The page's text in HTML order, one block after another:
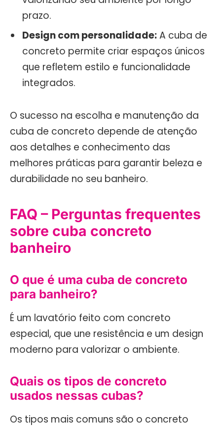
prazo.
Design com personalidade:A cuba de
concreto permite criar espaços únicos
que refletem estilo e funcionalidade
integrados.
O sucesso na escolha e manutenção da
cuba de concreto depende de atenção
aos detalhes e conhecimento das
melhores práticas para garantir beleza e
durabilidade no seu banheiro.
FAQ – Perguntas frequentes
sobre cuba concreto
banheiro
O que é uma cuba de concreto
para banheiro?
É um lavatório feito com concreto
especial, que une resistência e um design
moderno para valorizar o ambiente.
Quais os tipos de concreto
usados nessas cubas?
Os tipos mais comuns são o concreto